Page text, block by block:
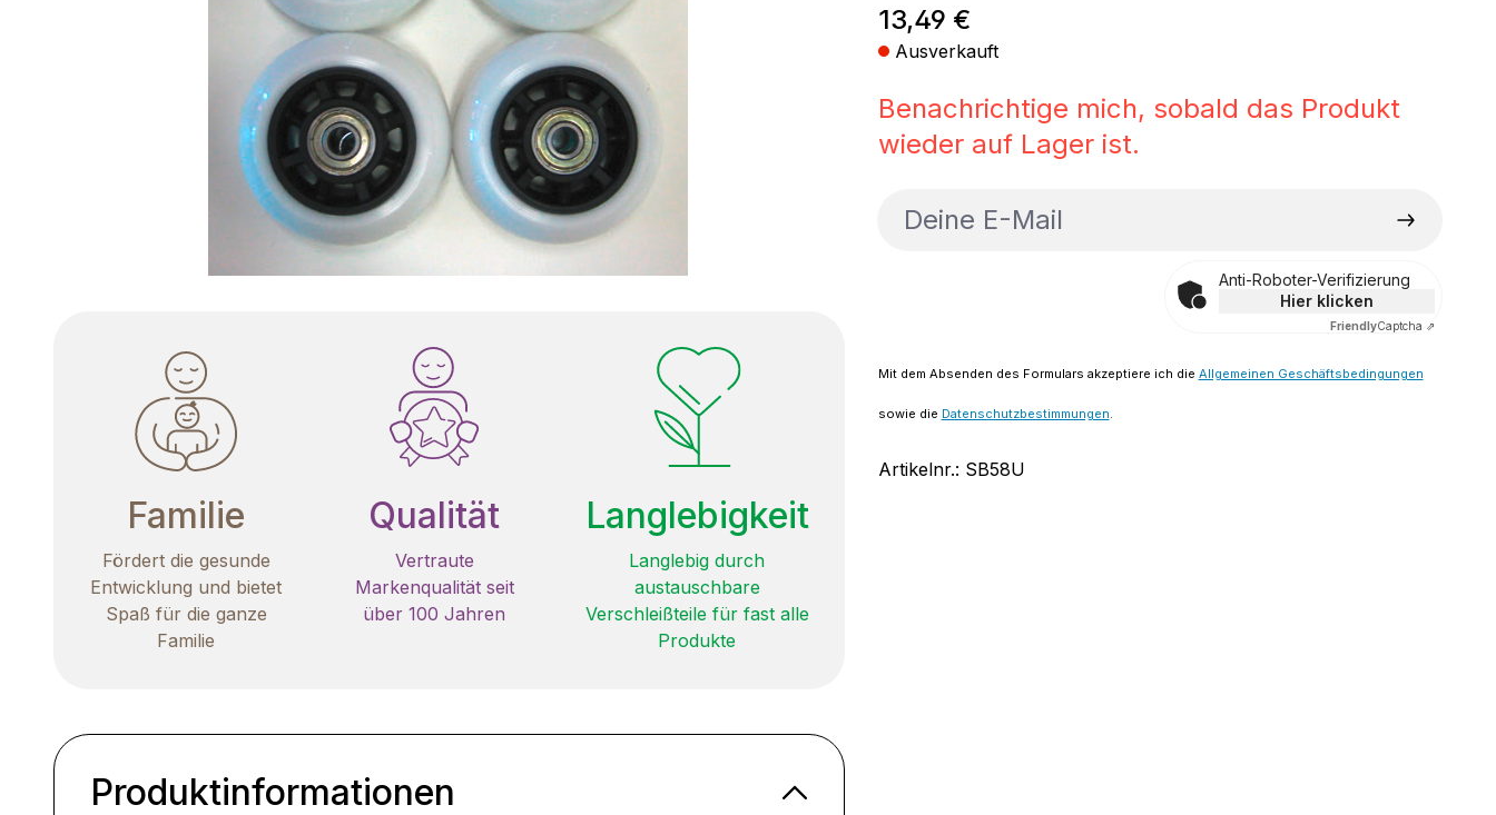
Familie
Fördert die gesunde
Entwicklung und bietet
Spaß für die ganze
Familie
Qualität
Vertraute
Markenqualität seit
über 100 Jahren
Langlebigkeit
Langlebig durch
austauschbare
Verschleißteile für fast alle
Produkte
Regulärer Preis:
13,49 €
Ausverkauft
Benachrichtige mich, sobald das Produkt
wieder auf Lager ist.
Deine E-Mail
Anti-Roboter-Verifizierung
Hier klicken
FriendlyCaptcha ⇗
Mit dem Absenden des Formulars akzeptiere ich die Allgemeinen Geschäftsbedingungen
sowie die Datenschutzbestimmungen.
Artikelnr.: SB58U
Produktinformationen